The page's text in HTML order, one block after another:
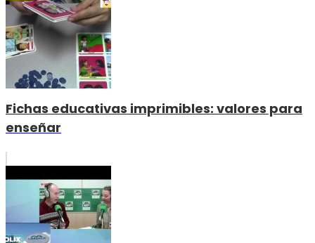
Fichas educativas imprimibles: valores para
enseñar